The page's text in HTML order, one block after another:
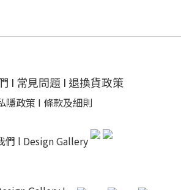
I 常見問題 I 退換貨政策
隱政策 I 條款及細則
們 l Design Gallery